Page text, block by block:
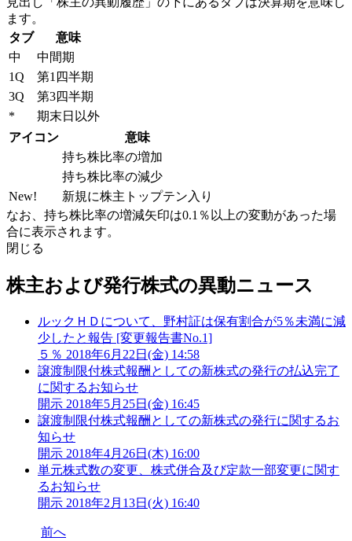
ます。
タブ
意味
中
中間期
1Q
第1四半期
3Q
第3四半期
*
期末日以外
アイコン
意味
持ち株比率の増加
持ち株比率の減少
New!
新規に株主トップテン入り
なお、持ち株比率の増減矢印は0.1％以上の変動があった場
合に表示されます。
閉じる
株主および発行株式の異動ニュース
ルックＨＤについて、野村証は保有割合が5％未満に減
少したと報告 [変更報告書No.1]
５％ 2018年6月22日(金) 14:58
譲渡制限付株式報酬としての新株式の発行の払込完了
に関するお知らせ
開示 2018年5月25日(金) 16:45
譲渡制限付株式報酬としての新株式の発行に関するお
知らせ
開示 2018年4月26日(木) 16:00
単元株式数の変更、株式併合及び定款一部変更に関す
るお知らせ
開示 2018年2月13日(火) 16:40
前へ